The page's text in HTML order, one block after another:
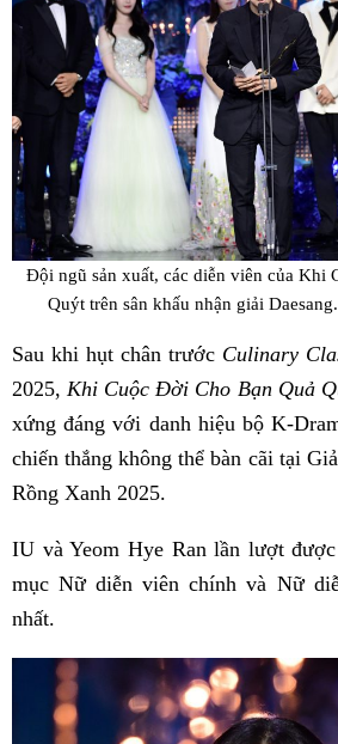
Đội ngũ sản xuất, các diễn viên của Khi
Quýt trên sân khấu nhận giải
Sau khi hụt chân trước Culinary
2025, Khi Cuộc Đời Cho Bạn Quả
xứng đáng với danh hiệu bộ K-
chiến thắng không thể bàn cãi tại
Rồng Xanh 2025.
IU và Yeom Hye Ran lần lượt
mục Nữ diễn viên chính và Nữ
nhất.